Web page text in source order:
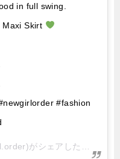
in full swing.
Maxi Skirt
#fashion
がシェアした投稿 –